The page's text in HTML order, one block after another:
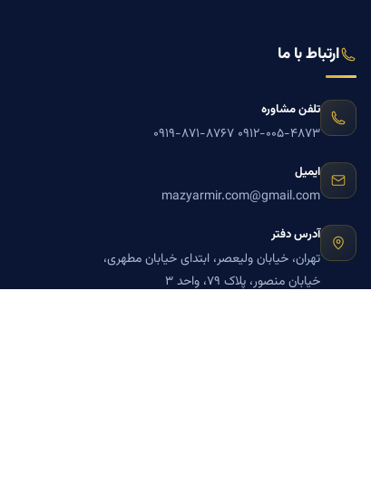
ارتباط با ما
تلفن مشاوره
۰۹۱۲-۰۰۵-۴۸۷۳ ۰۹۱۹-۸۷۱-۸۷۶۷
ایمیل
mazyarmir.com@gmail.com
آدرس دفتر
تهران، خیابان ولیعصر، ابتدای خیابان مطهری،
خیابان منصور، پلاک ۷۹، واحد ۳